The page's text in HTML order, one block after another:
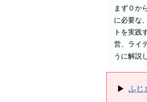
まず０か
に必要な
トを実践
営、ライ
うに解説
▶ ふじ